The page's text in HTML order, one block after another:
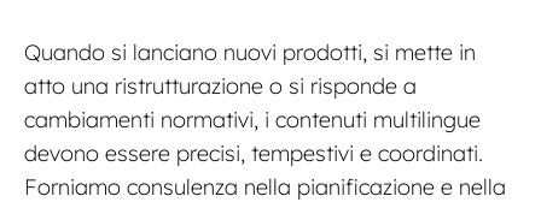
Quando si lanciano nuovi prodotti, si mette in
atto una ristrutturazione o si risponde a
cambiamenti normativi, i contenuti multilingue
devono essere precisi, tempestivi e coordinati.
Forniamo consulenza nella pianificazione e nella